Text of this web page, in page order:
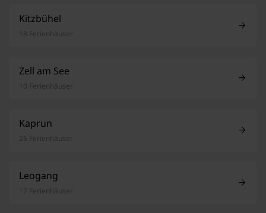
Kitzbühel
18 Ferienhäuser
Zell am See
10 Ferienhäuser
Kaprun
25 Ferienhäuser
Leogang
17 Ferienhäuser